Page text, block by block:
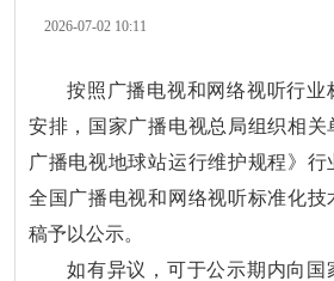
2026-07-02 10:11
按照广播电视和网络视听行业
安排，国家广播电视总局组织相
广播电视地球站运行维护规程》
全国广播电视和网络视听标准化
稿予以公示。
如有异议，可于公示期内向国